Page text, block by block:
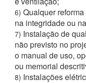
6) Qualquer
na integridade ou
7) Instalação de
não previsto no
o manual de uso,
ou memorial
8) Instalações